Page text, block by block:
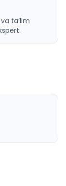
ta’lim